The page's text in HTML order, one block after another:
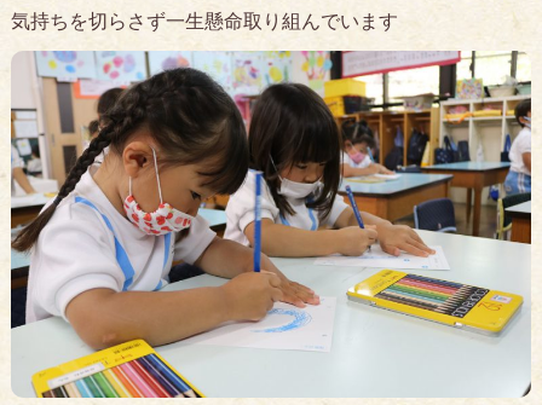
気持ちを切らさず一生懸命取り組んでいます